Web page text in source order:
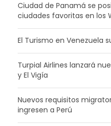
Ciudad de Panamá se
ciudades favoritas en los
El Turismo en Venezuela
Turpial Airlines lanzará
y El Vigía
Nuevos requisitos
ingresen a Perú